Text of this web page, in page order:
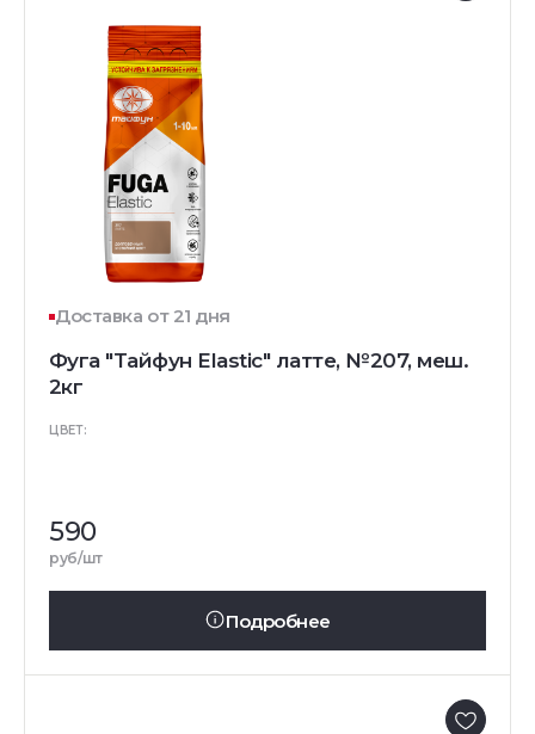
Доставка от 21 дня
Фуга "Тайфун Elastic" латте, №207, меш.
2кг
ЦВЕТ:
590
руб/шт
Подробнее